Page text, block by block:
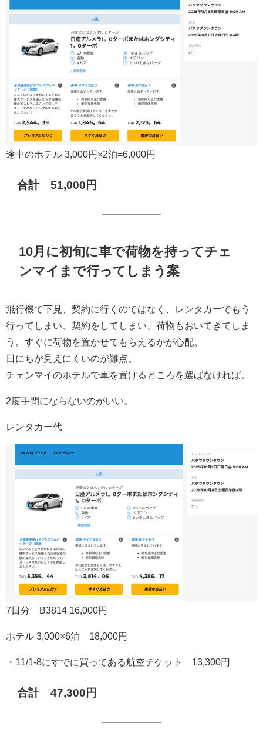
途中のホテル 3,000円×2泊=6,000円
合計 51,000円
10月に初旬に車で荷物を持ってチェ
ンマイまで行ってしまう案
飛行機で下見、契約に行くのではなく、レンタカーでもう
行ってしまい、契約をしてしまい、荷物もおいてきてしま
う。すぐに荷物を置かせてもらえるかが心配。
日にちが見えにくいのが難点。
チェンマイのホテルで車を置けるところを選ばなければ。
2度手間にならないのがいい。
レンタカー代
7日分 B3814 16,000円
ホテル 3,000×6泊 18,000円
・11/1-8にすでに買ってある航空チケット 13,300円
合計 47,300円